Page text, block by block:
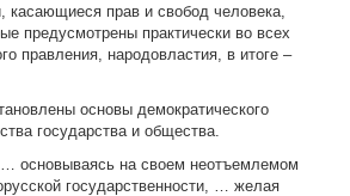
касающиеся прав и свобод человека,
предусмотрены практически во всех
правления, народовластия, в итоге –
основы демократического
государства и общества.
основываясь на своем неотъемлемом
государственности, … желая